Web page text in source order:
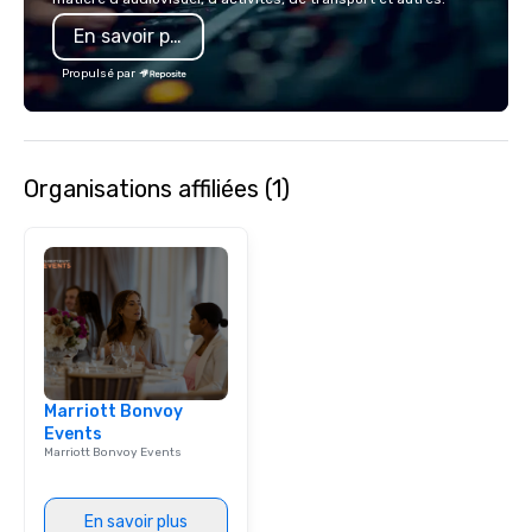
a Monterey Bay Trek.
En savoir plus
Propulsé par
Organisations affiliées (1)
Marriott Bonvoy
Events
Marriott Bonvoy Events
En savoir plus